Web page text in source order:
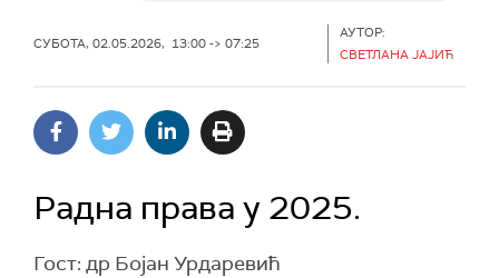
СУБОТА, 02.05.2026, 13:00 -> 07:25
АУТОР:
СВЕТЛАНА ЈАЈИЋ
Радна права у 2025.
Гост: др Бојан Урдаревић